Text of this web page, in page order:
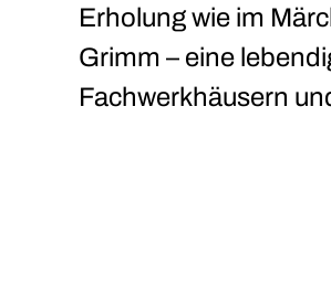
Erholung wie im
Grimm – eine
Fachwerkhäusern